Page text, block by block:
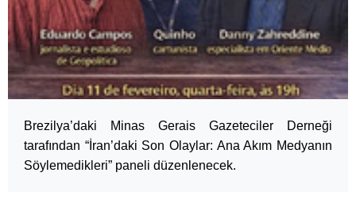
Brezilya’daki Minas Gerais Gazeteciler Derneği
tarafından “İran’daki Son Olaylar: Ana Akım Medyanın
Söylemedikleri” paneli düzenlenecek.